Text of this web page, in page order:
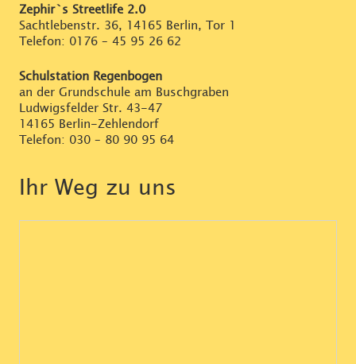
Zephir`s Streetlife 2.0
Sachtlebenstr. 36, 14165 Berlin, Tor 1
Telefon: 0176 – 45 95 26 62
Schulstation Regenbogen
an der Grundschule am Buschgraben
Ludwigsfelder Str. 43-47
14165 Berlin-Zehlendorf
Telefon: 030 – 80 90 95 64
Ihr Weg zu uns